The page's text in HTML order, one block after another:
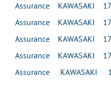
Assurance KAWASAKI
Assurance KAWASAKI
Assurance KAWASAKI
Assurance KAWASAKI
Assurance KAWASAKI